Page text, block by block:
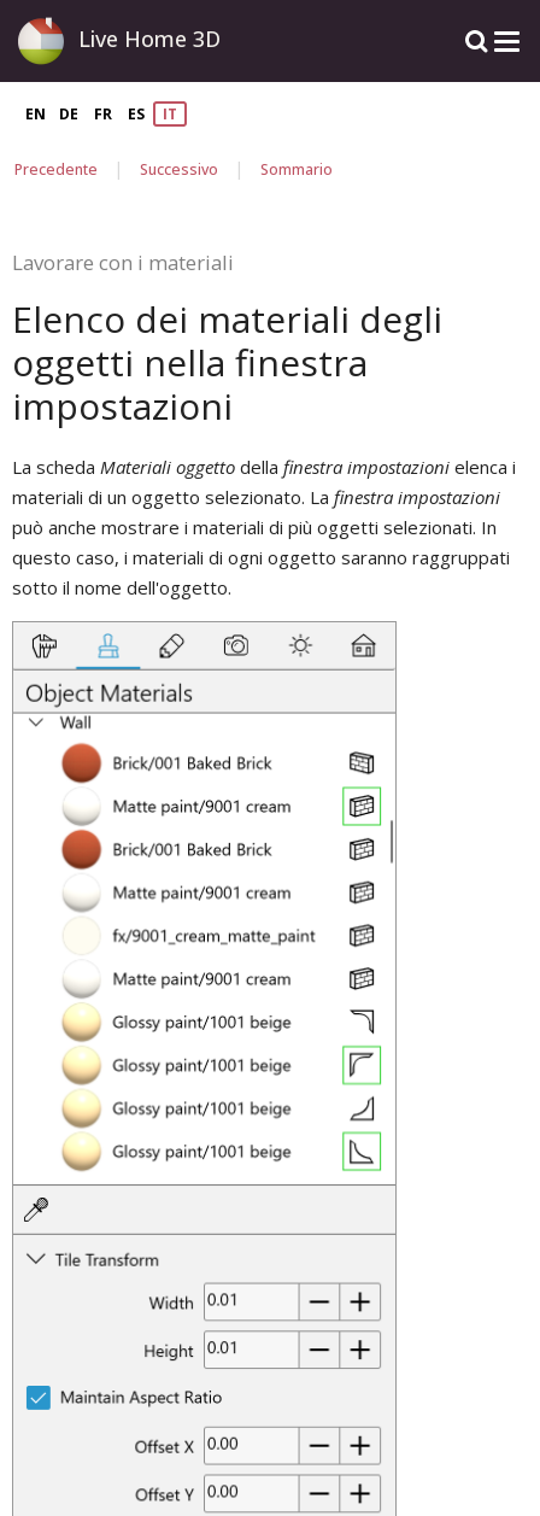
Live Home 3D
EN DE FR ES IT
Precedente | Successivo | Sommario
Lavorare con i materiali
Elenco dei materiali degli
oggetti nella finestra
impostazioni
La scheda Materiali oggetto della finestra impostazioni elenca i
materiali di un oggetto selezionato. La finestra impostazioni
può anche mostrare i materiali di più oggetti selezionati. In
questo caso, i materiali di ogni oggetto saranno raggruppati
sotto il nome dell'oggetto.